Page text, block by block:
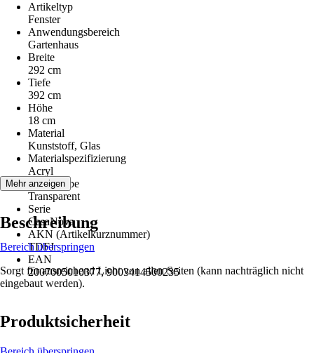
Artikeltyp
Fenster
Anwendungsbereich
Gartenhaus
Breite
292 cm
Tiefe
392 cm
Höhe
18 cm
Material
Kunststoff, Glas
Materialspezifizierung
Acryl
Grundfarbe
Transparent
Serie
CasaNova
AKN (Artikelkurznummer)
TDFJ
EAN
2007005010377, 9003414500235
Mehr anzeigen
Beschreibung
Bereich überspringen
Sorgt für ausreichend Licht von allen Seiten (kann nachträglich nicht
eingebaut werden).
Produktsicherheit